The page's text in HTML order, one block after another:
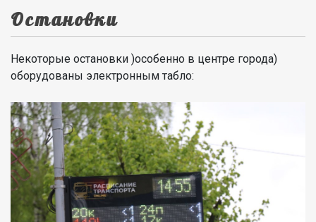
Остановки
Некоторые остановки )особенно в центре города)
оборудованы электронным табло: